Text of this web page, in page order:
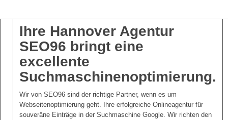
Ihre Hannover Agentur
SEO96 bringt eine
excellente
Suchmaschinenoptimierung.
Wir von SEO96 sind der richtige Partner, wenn es um
Webseitenoptimierung geht. Ihre erfolgreiche Onlineagentur für
souveräne Einträge in der Suchmaschine Google. Wir richten den